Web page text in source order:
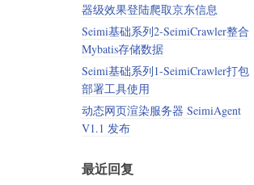
器级效果登陆爬取京东信息
Seimi基础系列2-SeimiCrawler整合
Mybatis存储数据
Seimi基础系列1-SeimiCrawler打包
部署工具使用
动态网页渲染服务器 SeimiAgent
V1.1 发布
最近回复